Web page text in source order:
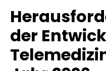
der